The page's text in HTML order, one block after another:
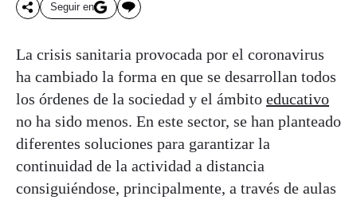
Seguir en
La crisis sanitaria provocada por el coronavirus
ha cambiado la forma en que se desarrollan todos
los órdenes de la sociedad y el ámbito educativo
no ha sido menos. En este sector, se han planteado
diferentes soluciones para garantizar la
continuidad de la actividad a distancia
consiguiéndose, principalmente, a través de aulas